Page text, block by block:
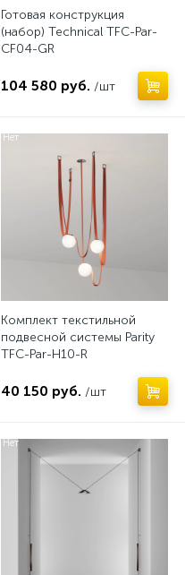
Готовая конструкция
(набор) Technical TFC-Par-
CF04-GR
104 580 руб. /шт
Нет
Комплект текстильной
подвесной системы Parity
TFC-Par-H10-R
40 150 руб. /шт
Нет